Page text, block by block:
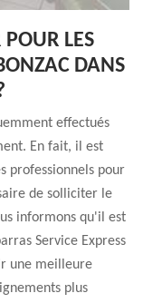
LES
DANS
effectués
En fait, il est
professionnels pour
de solliciter le
informons qu'il est
Service Express
une meilleure
plus